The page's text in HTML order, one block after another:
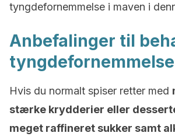
tyngdefornemmelse i maven i
Anbefalinger til
Hvis du normalt spiser retter med
stærke krydderier eller
meget raffineret sukker samt